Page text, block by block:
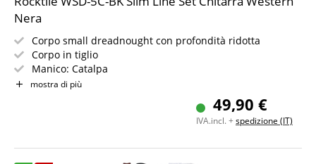
Nera
Corpo small dreadnought con profondità ridotta
Corpo in tiglio
Manico: Catalpa
Colore & Finitura: Nero, Gloss
Set con borsa, corde di ricambio, tracolla e plettri
mostra di più
49,90 €
IVA.incl. +spedizione (IT)